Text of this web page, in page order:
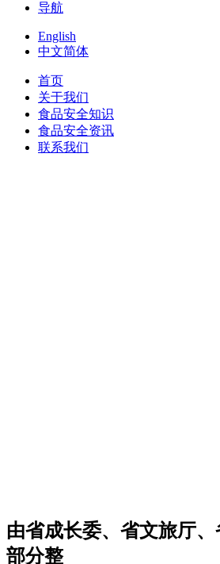
导航
English
中文简体
首页
关于我们
食品安全知识
食品安全资讯
联系我们
由省成长委、省文旅厅
部分整